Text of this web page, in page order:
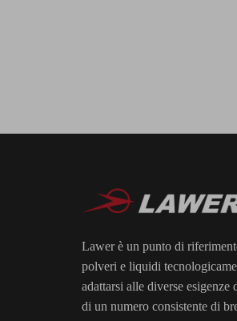
Lawer è un punto di
polveri e liquidi
adattarsi alle diverse
di un numero consistente di